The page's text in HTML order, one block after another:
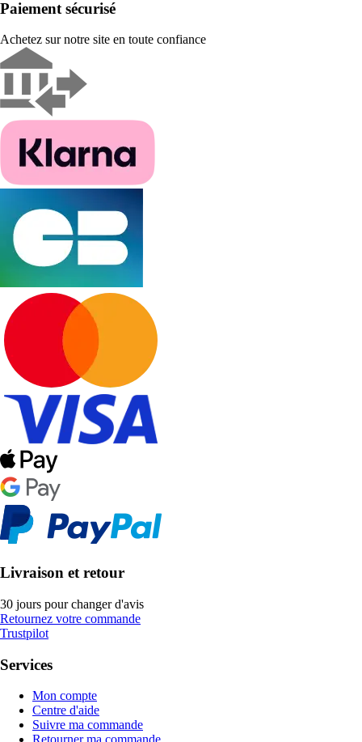
Paiement sécurisé
Achetez sur notre site en toute confiance
Livraison et retour
30 jours pour changer d'avis
Retournez votre commande
Trustpilot
Services
Mon compte
Centre d'aide
Suivre ma commande